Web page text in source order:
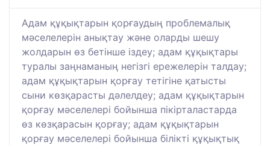
Адам құқықтарын қорғаудың проблемалық
мәселелерін анықтау және оларды шешу
жолдарын өз бетінше іздеу; адам құқықтары
туралы заңнаманың негізгі ережелерін талдау;
адам құқықтарын қорғау тетігіне қатысты
сыни көзқарасты дәлелдеу; адам құқықтарын
қорғау мәселелері бойынша пікірталастарда
өз көзқарасын қорғау; адам құқықтарын
қорғау мәселелері бойынша білікті құқықтық